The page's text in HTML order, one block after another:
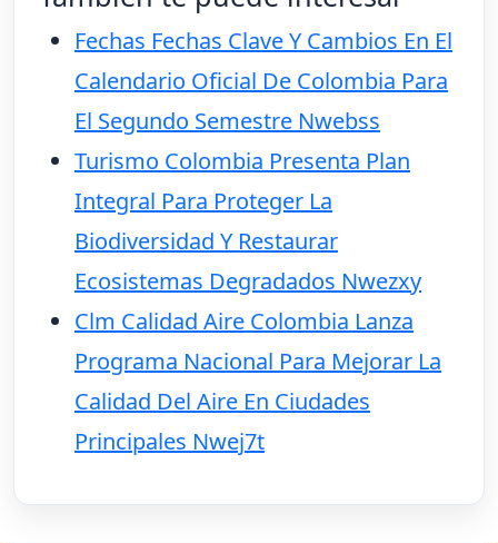
Fechas Fechas Clave Y Cambios En El
Calendario Oficial De Colombia Para
El Segundo Semestre Nwebss
Turismo Colombia Presenta Plan
Integral Para Proteger La
Biodiversidad Y Restaurar
Ecosistemas Degradados Nwezxy
Clm Calidad Aire Colombia Lanza
Programa Nacional Para Mejorar La
Calidad Del Aire En Ciudades
Principales Nwej7t